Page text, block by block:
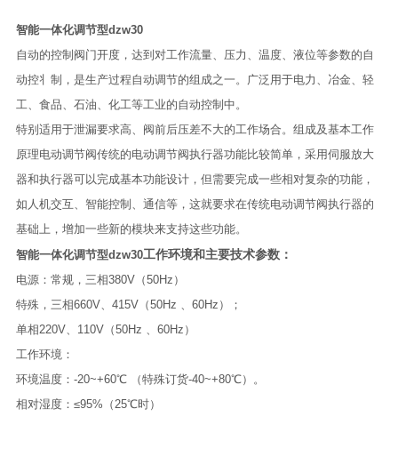
智能一体化调节型dzw30
自动的控制阀门开度，达到对工作流量、压力、温度、液位等参数的自
动控丬制，是生产过程自动调节的组成之一。广泛用于电力、冶金、轻
工、食品、石油、化工等工业的自动控制中。
特别适用于泄漏要求高、阀前后压差不大的工作场合。组成及基本工作
原理电动调节阀传统的电动调节阀执行器功能比较简单，采用伺服放大
器和执行器可以完成基本功能设计，但需要完成一些相对复杂的功能，
如人机交互、智能控制、通信等，这就要求在传统电动调节阀执行器的
基础上，增加一些新的模块来支持这些功能。
智能一体化调节型dzw30工作环境和主要技术参数：
电源：常规，三相380V（50Hz）
特殊，三相660V、415V（50Hz 、60Hz）；
单相220V、110V（50Hz 、60Hz）
工作环境：
环境温度：-20~+60℃ （特殊订货-40~+80℃）。
相对湿度：≤95%（25℃时）